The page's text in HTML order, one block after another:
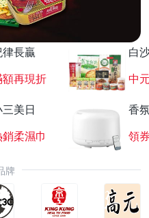
長贏
額再現折
白
中
美日
柔濕巾
香
領
牌